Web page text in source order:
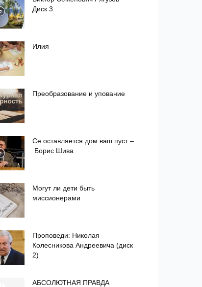
Диск 3
Илия
Преобразование и упование
Се оставляется дом ваш пуст –
Борис Шива
Могут ли дети быть
миссионерами
Проповеди: Николая
Колесникова Андреевича (диск
2)
АБСОЛЮТНАЯ ПРАВДА